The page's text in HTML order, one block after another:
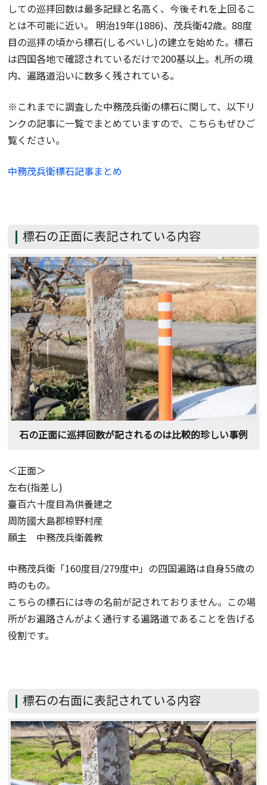
しての巡拝回数は最多記録と名高く、今後それを上回るこ
とは不可能に近い。 明治19年(1886)、茂兵衛42歳。88度
目の巡拝の頃から標石(しるべいし)の建立を始めた。標石
は四国各地で確認されているだけで200基以上。札所の境
内、遍路道沿いに数多く残されている。
※これまでに調査した中務茂兵衛の標石に関して、以下リ
ンクの記事に一覧でまとめていますので、こちらもぜひご
覧ください。
中務茂兵衛標石記事まとめ
標石の正面に表記されている内容
石の正面に巡拝回数が記されるのは比較的珍しい事例
＜正面＞
左右(指差し)
臺百六十度目為供養建之
周防國大島郡椋野村産
願主 中務茂兵衛義教
中務茂兵衛「160度目/279度中」の四国遍路は自身55歳の
時のもの。
こちらの標石には寺の名前が記されておりません。この場
所がお遍路さんがよく通行する遍路道であることを告げる
役割です。
標石の右面に表記されている内容